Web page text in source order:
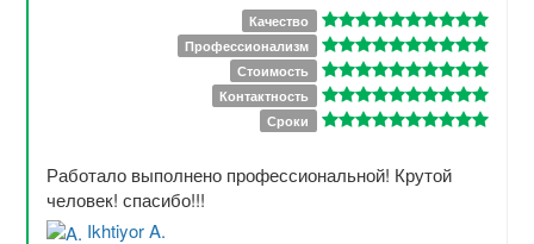
Качество
Профессионализм
Стоимость
Контактность
Сроки
Работало выполнено профессиональной! Крутой
человек! спасибо!!!
Ikhtiyor A.